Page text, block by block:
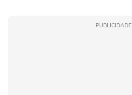
PUBLICIDADE